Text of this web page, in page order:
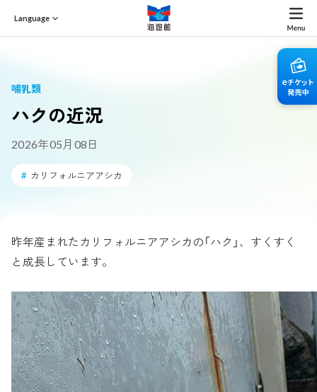
Language
哺乳類
ハクの近況
2026年05月08日
# カリフォルニアアシカ
昨年産まれたカリフォルニアアシカの「ハク」、すくすく
と成長しています。